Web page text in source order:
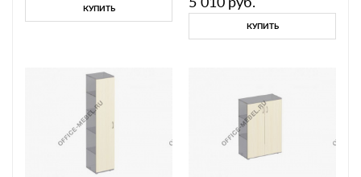
КУПИТЬ
КУПИТЬ